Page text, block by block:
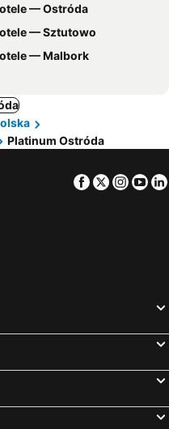
— Ostróda
— Sztutowo
— Malbork
Platinum Ostróda
Facebook
Twitter